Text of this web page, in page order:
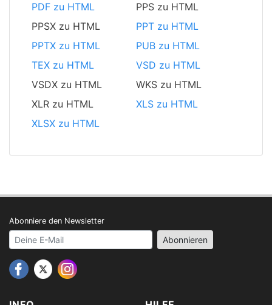
PDF zu HTML
PPS zu HTML
PPSX zu HTML
PPT zu HTML
PPTX zu HTML
PUB zu HTML
TEX zu HTML
VSD zu HTML
VSDX zu HTML
WKS zu HTML
XLR zu HTML
XLS zu HTML
XLSX zu HTML
Abonniere den Newsletter
Your email address Abonnieren